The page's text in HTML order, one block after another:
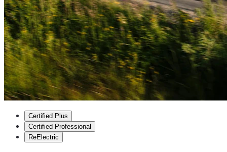
Certified Plus
Certified Professional
ReElectric